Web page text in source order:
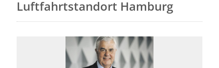
Luftfahrtstandort Hamburg